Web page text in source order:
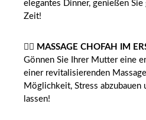
elegantes Dinner, genießen
Zeit!
💆‍♀️ MASSAGE CHOFAH IM
Gönnen Sie Ihrer Mutter eine
einer revitalisierenden
Möglichkeit, Stress abzubauen
lassen!